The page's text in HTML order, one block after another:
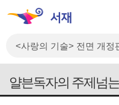
얄븐독자의 주제넘